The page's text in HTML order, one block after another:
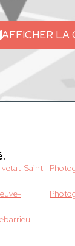
AFFICHER LA
Saint-